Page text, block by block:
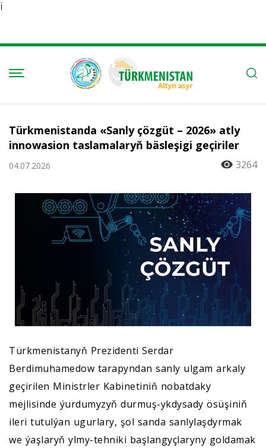
Ï
Türkmenistanda «Sanly çözgüt – 2026» atly
innowasion taslamalaryň bäsleşigi geçiriler
04.07.2026 3264
Türkmenistanyň Prezidenti Serdar
Berdimuhamedow tarapyndan sanly ulgam arkaly
geçirilen Ministrler Kabinetiniň nobatdaky
mejlisinde ýurdumyzyň durmuş-ykdysady ösüşiniň
ileri tutulýan ugurlary, şol sanda sanlylaşdyrmak
we ýaşlaryň ylmy-tehniki başlangyçlaryny goldamak